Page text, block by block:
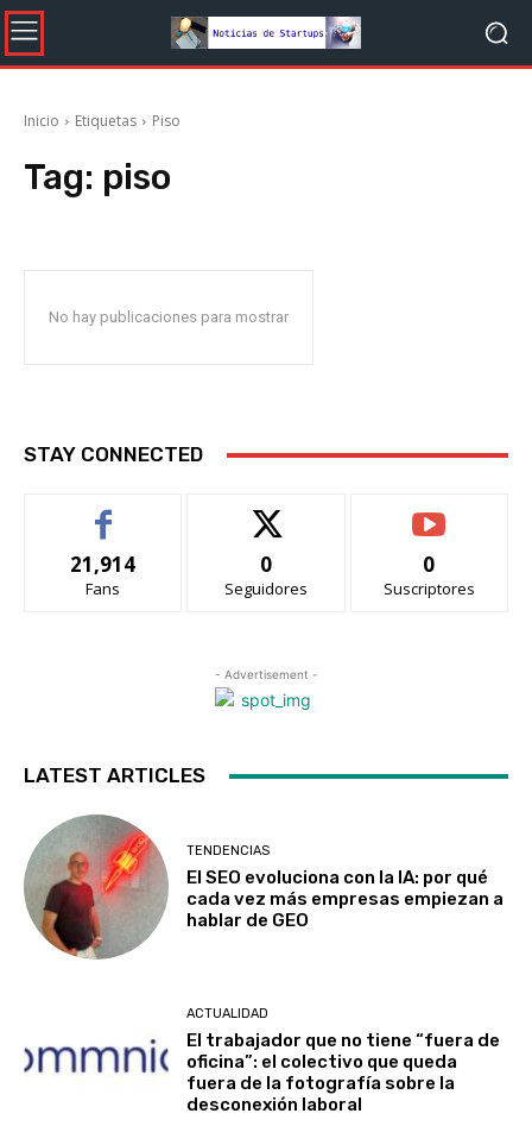
Inicio Etiquetas Piso
Tag: piso
No hay publicaciones para mostrar
STAY CONNECTED
21,914
Fans
0
Seguidores
0
Suscriptores
- Advertisement -
LATEST ARTICLES
TENDENCIAS
El SEO evoluciona con la IA: por qué
cada vez más empresas empiezan a
hablar de GEO
ACTUALIDAD
El trabajador que no tiene “fuera de
oficina”: el colectivo que queda
fuera de la fotografía sobre la
desconexión laboral